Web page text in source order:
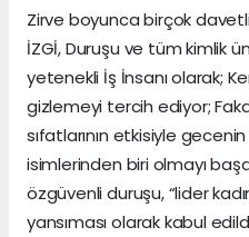
Zirve boyunca birçok
İZGİ, Duruşu ve tüm kimlik
yetenekli İş İnsanı olarak;
gizlemeyi tercih ediyor;
sıfatlarının etkisiyle
isimlerinden biri olmayı
özgüvenli duruşu, “lider
yansıması olarak kabul